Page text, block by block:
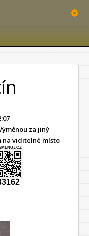
za jiný
na viditelné místo